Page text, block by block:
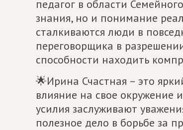
педагог в области
знания, но и понимание
сталкиваются люди в
переговорщика в
способности находить
🌟Ирина Счастная – это
влияние на свое окружение
усилия заслуживают
полезное дело в борьбе за